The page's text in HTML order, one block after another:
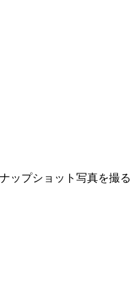
ップショット写真を撮